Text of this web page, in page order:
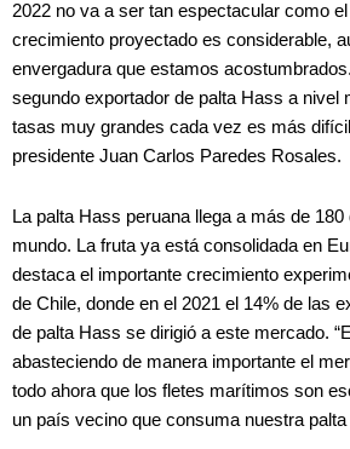
2022 no va a ser tan espectacular como
crecimiento proyectado es considerable,
envergadura que estamos
segundo exportador de palta Hass a nivel
tasas muy grandes cada vez es más
presidente Juan Carlos Paredes Rosales.
La palta Hass peruana llega a más de
mundo. La fruta ya está consolidada en
destaca el importante crecimiento
de Chile, donde en el 2021 el 14% de las
de palta Hass se dirigió a este mercado.
abasteciendo de manera importante el
todo ahora que los fletes marítimos son
un país vecino que consuma nuestra palta